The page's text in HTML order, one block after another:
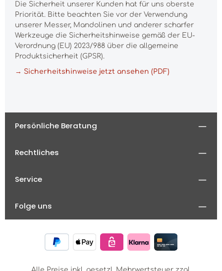
Die Sicherheit unserer Kunden hat für uns oberste
Priorität. Bitte beachten Sie vor der Verwendung
unserer Messer, Mandolinen und anderer scharfer
Werkzeuge die Sicherheitshinweise gemäß der EU-
Verordnung (EU) 2023/988 über die allgemeine
Produktsicherheit (GPSR).
→ Sicherheitshinweise jetzt ansehen (PDF)
Persönliche Beratung
Rechtliches
Service
Folge uns